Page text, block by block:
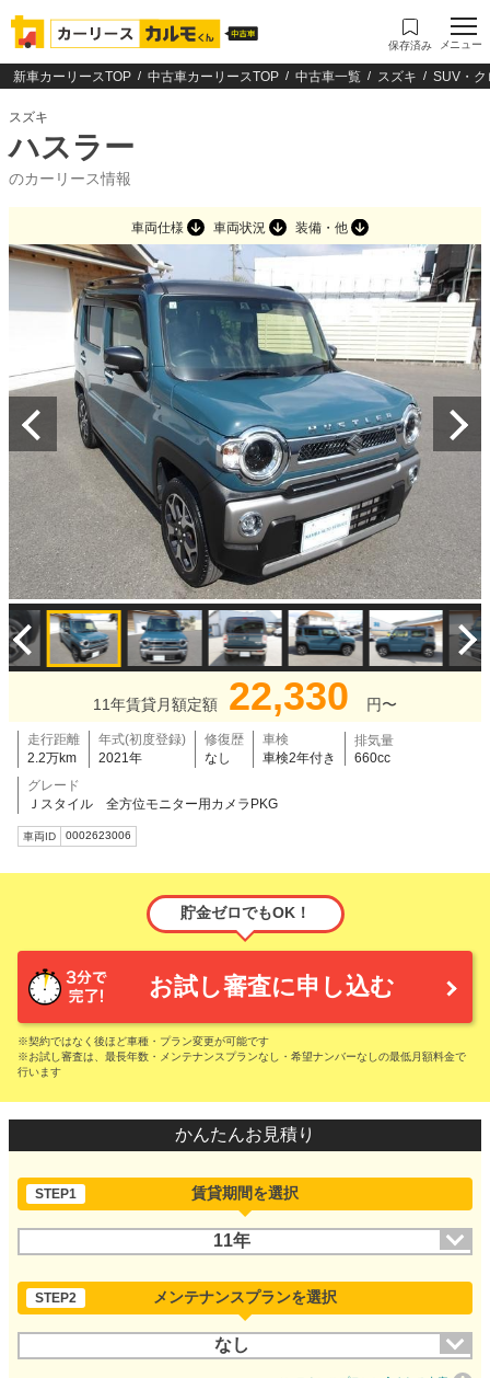
保存済み メニュー
新車カーリースTOP 中古車カーリースTOP 中古車一覧 スズキ SUV・ク
スズキ
ハスラー
のカーリース情報
車両仕様 車両状況 装備・他
11年賃貸月額定額 22,330 円〜
走行距離
2.2万km
年式(初度登録)
2021年
修復歴
なし
車検
車検2年付き
排気量
660cc
グレード
Ｊスタイル 全方位モニター用カメラPKG
車両ID 0002623006
貯金ゼロでもOK！
お試し審査に申し込む
※契約ではなく後ほど車種・プラン変更が可能です
※お試し審査は、最長年数・メンテナンスプランなし・希望ナンバーなしの最低月額料金で
行います
かんたんお見積り
STEP1 賃貸期間を選択
11年
STEP2 メンテナンスプランを選択
なし